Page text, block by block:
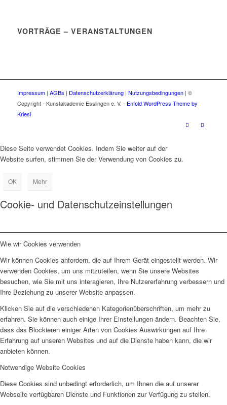
VORTRÄGE – VERANSTALTUNGEN
Impressum| AGBs | Datenschutzerklärung| Nutzungsbedingungen| ©
Copyright - Kunstakademie Esslingen e. V. - Enfold WordPress Theme by
Kriesi
Diese Seite verwendet Cookies. Indem Sie weiter auf der
Website surfen, stimmen Sie der Verwendung von Cookies zu.
OK Mehr
Cookie- und Datenschutzeinstellungen
Wie wir Cookies verwenden
Wir können Cookies anfordern, die auf Ihrem Gerät eingestellt werden. Wir
verwenden Cookies, um uns mitzuteilen, wenn Sie unsere Websites
besuchen, wie Sie mit uns interagieren, Ihre Nutzererfahrung verbessern und
Ihre Beziehung zu unserer Website anpassen.
Klicken Sie auf die verschiedenen Kategorienüberschriften, um mehr zu
erfahren. Sie können auch einige Ihrer Einstellungen ändern. Beachten Sie,
dass das Blockieren einiger Arten von Cookies Auswirkungen auf Ihre
Erfahrung auf unseren Websites und auf die Dienste haben kann, die wir
anbieten können.
Notwendige Website Cookies
Diese Cookies sind unbedingt erforderlich, um Ihnen die auf unserer
Webseite verfügbaren Dienste und Funktionen zur Verfügung zu stellen.